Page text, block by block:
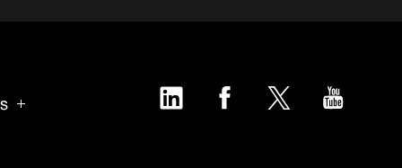
LinkedIn Facebook Twitter